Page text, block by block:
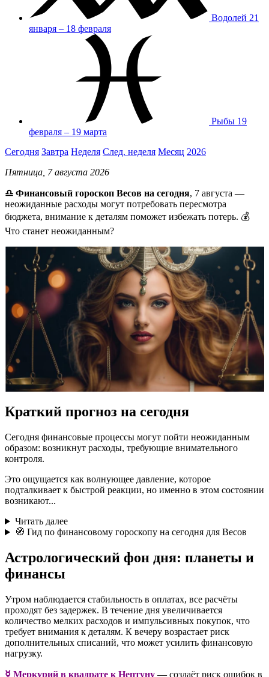
Водолей 21
января – 18 февраля
Рыбы 19
февраля – 19 марта
Сегодня Завтра Неделя След. неделя Месяц 2026
Пятница, 7 августа 2026
♎ Финансовый гороскоп Весов на сегодня, 7 августа —
неожиданные расходы могут потребовать пересмотра
бюджета, внимание к деталям поможет избежать потерь. 💰
Что станет неожиданным?
Краткий прогноз на сегодня
Сегодня финансовые процессы могут пойти неожиданным
образом: возникнут расходы, требующие внимательного
контроля.
Это ощущается как волнующее давление, которое
подталкивает к быстрой реакции, но именно в этом состоянии
возникают...
Читать далее
🧭 Гид по финансовому гороскопу на сегодня для Весов
Астрологический фон дня: планеты и
финансы
Утром наблюдается стабильность в оплатах, все расчёты
проходят без задержек. В течение дня увеличивается
количество мелких расходов и импульсивных покупок, что
требует внимания к деталям. К вечеру возрастает риск
дополнительных списаний, что может усилить финансовую
нагрузку.
☿️ Меркурий в квадрате к Нептуну — создаёт риск ошибок в